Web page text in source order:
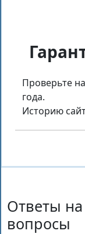
Проверьте
года.
Историю
Ответы
вопросы